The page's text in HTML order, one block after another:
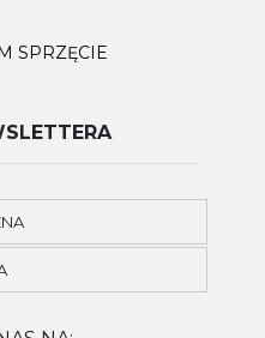
SPRZĘCIE